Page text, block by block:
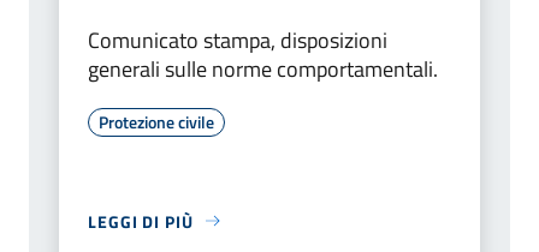
Comunicato stampa, disposizioni
generali sulle norme comportamentali.
Protezione civile
LEGGI DI PIÙ